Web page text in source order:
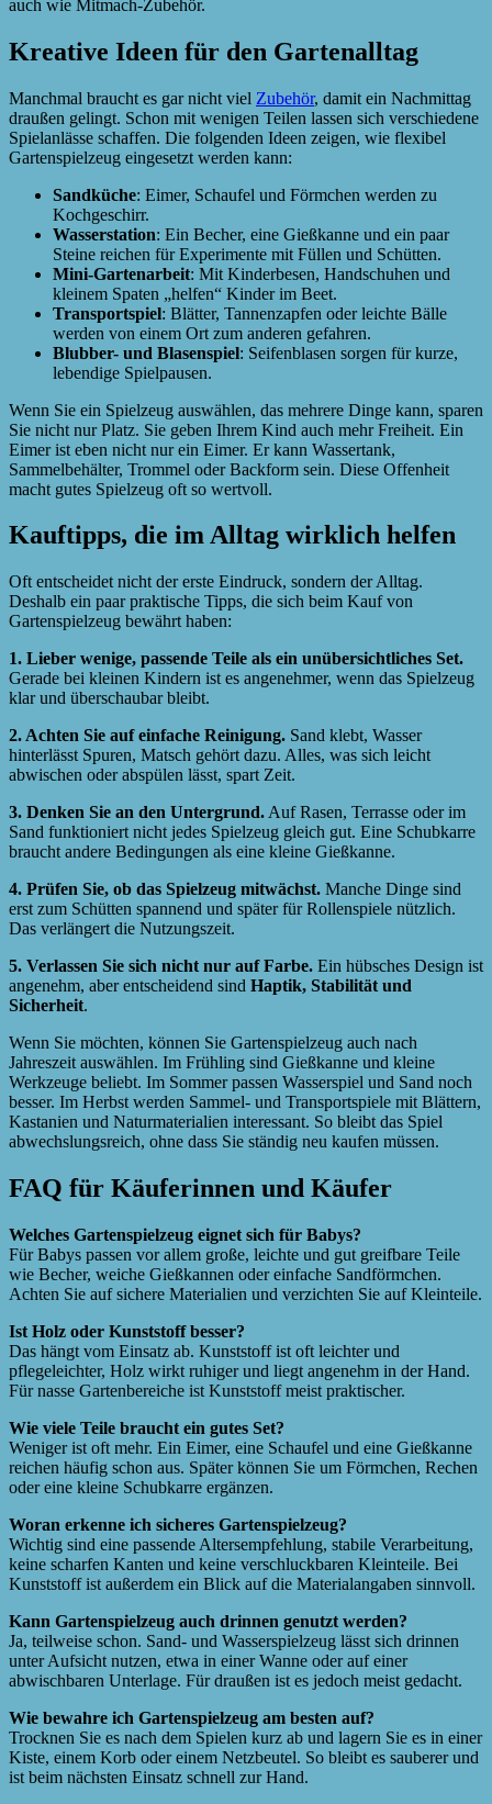
auch wie Mitmach-Zubehör.
Kreative Ideen für den Gartenalltag
Manchmal braucht es gar nicht viel Zubehör, damit ein Nachmittag
draußen gelingt. Schon mit wenigen Teilen lassen sich verschiedene
Spielanlässe schaffen. Die folgenden Ideen zeigen, wie flexibel
Gartenspielzeug eingesetzt werden kann:
Sandküche: Eimer, Schaufel und Förmchen werden zu
Kochgeschirr.
Wasserstation: Ein Becher, eine Gießkanne und ein paar
Steine reichen für Experimente mit Füllen und Schütten.
Mini-Gartenarbeit: Mit Kinderbesen, Handschuhen und
kleinem Spaten „helfen“ Kinder im Beet.
Transportspiel: Blätter, Tannenzapfen oder leichte Bälle
werden von einem Ort zum anderen gefahren.
Blubber- und Blasenspiel: Seifenblasen sorgen für kurze,
lebendige Spielpausen.
Wenn Sie ein Spielzeug auswählen, das mehrere Dinge kann, sparen
Sie nicht nur Platz. Sie geben Ihrem Kind auch mehr Freiheit. Ein
Eimer ist eben nicht nur ein Eimer. Er kann Wassertank,
Sammelbehälter, Trommel oder Backform sein. Diese Offenheit
macht gutes Spielzeug oft so wertvoll.
Kauftipps, die im Alltag wirklich helfen
Oft entscheidet nicht der erste Eindruck, sondern der Alltag.
Deshalb ein paar praktische Tipps, die sich beim Kauf von
Gartenspielzeug bewährt haben:
1. Lieber wenige, passende Teile als ein unübersichtliches Set.
Gerade bei kleinen Kindern ist es angenehmer, wenn das Spielzeug
klar und überschaubar bleibt.
2. Achten Sie auf einfache Reinigung. Sand klebt, Wasser
hinterlässt Spuren, Matsch gehört dazu. Alles, was sich leicht
abwischen oder abspülen lässt, spart Zeit.
3. Denken Sie an den Untergrund. Auf Rasen, Terrasse oder im
Sand funktioniert nicht jedes Spielzeug gleich gut. Eine Schubkarre
braucht andere Bedingungen als eine kleine Gießkanne.
4. Prüfen Sie, ob das Spielzeug mitwächst. Manche Dinge sind
erst zum Schütten spannend und später für Rollenspiele nützlich.
Das verlängert die Nutzungszeit.
5. Verlassen Sie sich nicht nur auf Farbe. Ein hübsches Design ist
angenehm, aber entscheidend sind Haptik, Stabilität und
Sicherheit.
Wenn Sie möchten, können Sie Gartenspielzeug auch nach
Jahreszeit auswählen. Im Frühling sind Gießkanne und kleine
Werkzeuge beliebt. Im Sommer passen Wasserspiel und Sand noch
besser. Im Herbst werden Sammel- und Transportspiele mit Blättern,
Kastanien und Naturmaterialien interessant. So bleibt das Spiel
abwechslungsreich, ohne dass Sie ständig neu kaufen müssen.
FAQ für Käuferinnen und Käufer
Welches Gartenspielzeug eignet sich für Babys?
Für Babys passen vor allem große, leichte und gut greifbare Teile
wie Becher, weiche Gießkannen oder einfache Sandförmchen.
Achten Sie auf sichere Materialien und verzichten Sie auf Kleinteile.
Ist Holz oder Kunststoff besser?
Das hängt vom Einsatz ab. Kunststoff ist oft leichter und
pflegeleichter, Holz wirkt ruhiger und liegt angenehm in der Hand.
Für nasse Gartenbereiche ist Kunststoff meist praktischer.
Wie viele Teile braucht ein gutes Set?
Weniger ist oft mehr. Ein Eimer, eine Schaufel und eine Gießkanne
reichen häufig schon aus. Später können Sie um Förmchen, Rechen
oder eine kleine Schubkarre ergänzen.
Woran erkenne ich sicheres Gartenspielzeug?
Wichtig sind eine passende Altersempfehlung, stabile Verarbeitung,
keine scharfen Kanten und keine verschluckbaren Kleinteile. Bei
Kunststoff ist außerdem ein Blick auf die Materialangaben sinnvoll.
Kann Gartenspielzeug auch drinnen genutzt werden?
Ja, teilweise schon. Sand- und Wasserspielzeug lässt sich drinnen
unter Aufsicht nutzen, etwa in einer Wanne oder auf einer
abwischbaren Unterlage. Für draußen ist es jedoch meist gedacht.
Wie bewahre ich Gartenspielzeug am besten auf?
Trocknen Sie es nach dem Spielen kurz ab und lagern Sie es in einer
Kiste, einem Korb oder einem Netzbeutel. So bleibt es sauberer und
ist beim nächsten Einsatz schnell zur Hand.